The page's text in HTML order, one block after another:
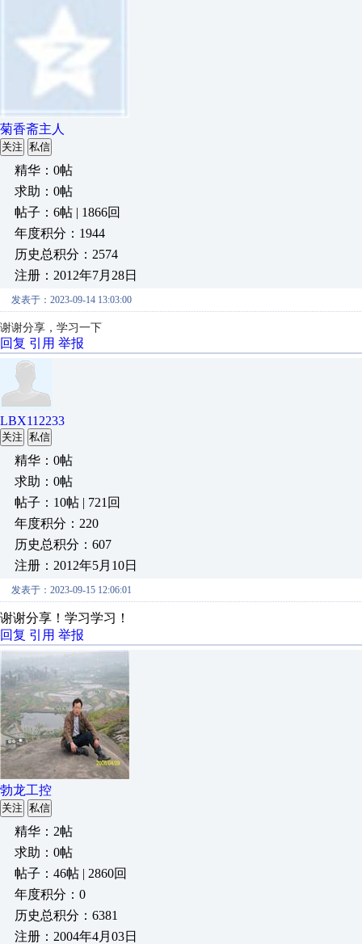
菊香斋主人
关注 私信
精华：0帖
求助：0帖
帖子：6帖 | 1866回
年度积分：1944
历史总积分：2574
注册：2012年7月28日
发表于：2023-09-14 13:03:00
谢谢分享，学习一下
回复 引用 举报
LBX112233
关注 私信
精华：0帖
求助：0帖
帖子：10帖 | 721回
年度积分：220
历史总积分：607
注册：2012年5月10日
发表于：2023-09-15 12:06:01
谢谢分享！学习学习！
回复 引用 举报
勃龙工控
关注 私信
精华：2帖
求助：0帖
帖子：46帖 | 2860回
年度积分：0
历史总积分：6381
注册：2004年4月03日